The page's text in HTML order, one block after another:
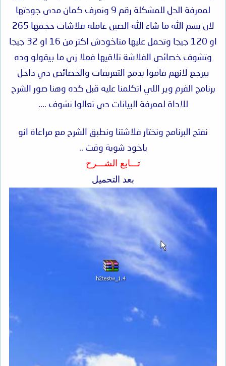
لمعرفة الحل للمشكلة رقم 9 ونعرف كمان مدى جودتها
لان بسم الله ما شاء الله الصين عاملة فلاشات حجمها 265
او 120 جيجا وتحمل عليها متاخودش اكتر من 16 او 32 جيجا
وتشوف خصائص الفلاشة تلاقيها فعلا زي ما بيقولو وده
بيرجع لانهم قاموا بدمج التعريفات والخصائص دي داخل
برنامج الفرم وير اللي اتكلمنا عليه قبل كده وهنا صور الشرح
للاداة لمعرفة البيانات دي تعالوا نشوف ....
نفتح البرنامج ونختار فلاشتنا ونطبق الشرح مع مراعاة انو
ياخود شوية وقت ..
تـــابع الشـــرح
بعد التحميل